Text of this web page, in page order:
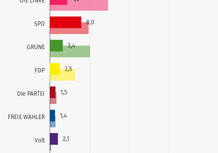
SPD
GRÜNE
FDP
Die PARTEI
FREIE WÄHLER
Volt
8,0
3,4
2,5
1,5
1,4
2,1